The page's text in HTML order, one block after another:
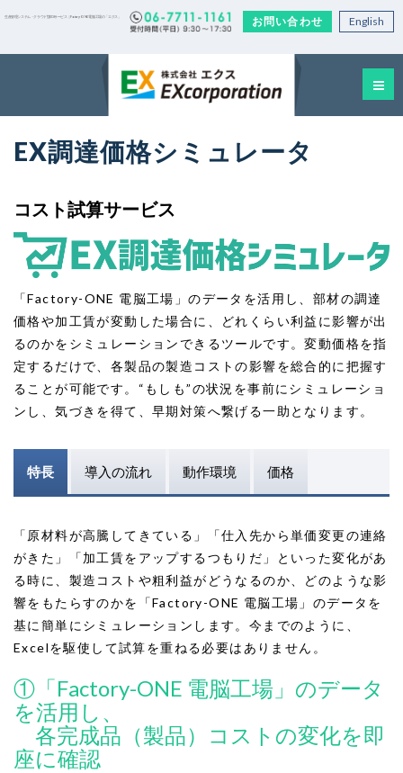
お問い合わせ English
生産管理システム・クラウド型EDIサービス｜Factory-ONE 電脳工場の「エクス」
EX調達価格シミュレータ
コスト試算サービス
「Factory-ONE 電脳工場」のデータを活用し、部材の調達
価格や加工賃が変動した場合に、どれくらい利益に影響が出
るのかをシミュレーションできるツールです。変動価格を指
定するだけで、各製品の製造コストの影響を総合的に把握す
ることが可能です。“もしも”の状況を事前にシミュレーショ
ンし、気づきを得て、早期対策へ繋げる一助となります。
特長 導入の流れ 動作環境 価格
「原材料が高騰してきている」「仕入先から単価変更の連絡
がきた」「加工賃をアップするつもりだ」といった変化があ
る時に、製造コストや粗利益がどうなるのか、どのような影
響をもたらすのかを「Factory-ONE 電脳工場」のデータを
基に簡単にシミュレーションします。今までのように、
Excelを駆使して試算を重ねる必要はありません。
①「Factory-ONE 電脳工場」のデータ
を活用し、
各完成品（製品）コストの変化を即
座に確認